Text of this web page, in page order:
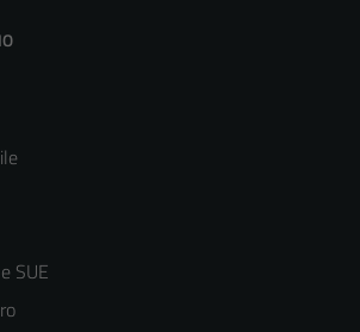
SUE